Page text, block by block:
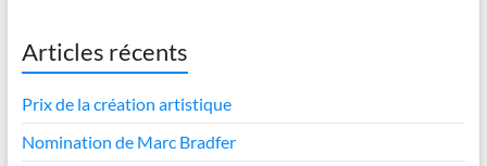
Articles récents
Prix de la création artistique
Nomination de Marc Bradfer